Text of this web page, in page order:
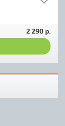
2 290 р.